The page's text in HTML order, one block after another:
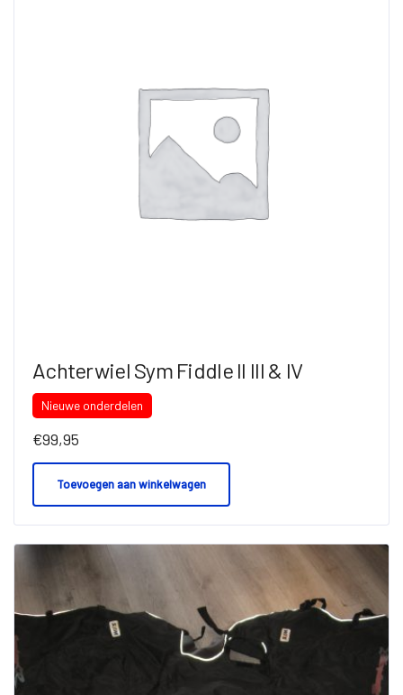
Achterwiel Sym Fiddle II III & IV
Nieuwe onderdelen
€99,95
Toevoegen aan winkelwagen